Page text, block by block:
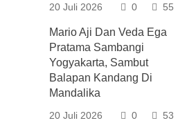
20 Juli 2026 0 55
Mario Aji Dan Veda Ega
Pratama Sambangi
Yogyakarta, Sambut
Balapan Kandang Di
Mandalika
20 Juli 2026 0 53